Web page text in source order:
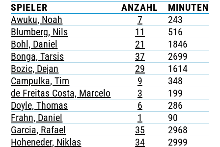
TICKETING
SPIELER
ANZAHL MINUTEN
Awuku, Noah
7 243
Blumberg, Nils
11 516
Bohl, Daniel
21 1846
Bonga, Tarsis
37 2699
Bozic, Dejan
29 1614
Campulka, Tim
9 348
de Freitas Costa, Marcelo
3 199
Doyle, Thomas
6 286
Frahn, Daniel
1 90
Garcia, Rafael
35 2968
Hoheneder, Niklas
34 2999